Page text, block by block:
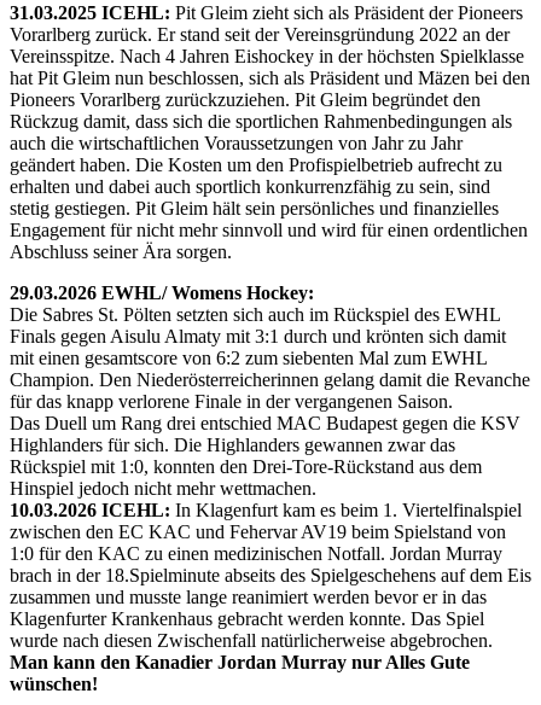
31.03.2025 ICEHL: Pit Gleim zieht sich als Präsident der Pioneers
Vorarlberg zurück. Er stand seit der Vereinsgründung 2022 an der
Vereinsspitze. Nach 4 Jahren Eishockey in der höchsten Spielklasse
hat Pit Gleim nun beschlossen, sich als Präsident und Mäzen bei den
Pioneers Vorarlberg zurückzuziehen. Pit Gleim begründet den
Rückzug damit, dass sich die sportlichen Rahmenbedingungen als
auch die wirtschaftlichen Voraussetzungen von Jahr zu Jahr
geändert haben. Die Kosten um den Profispielbetrieb aufrecht zu
erhalten und dabei auch sportlich konkurrenzfähig zu sein, sind
stetig gestiegen. Pit Gleim hält sein persönliches und finanzielles
Engagement für nicht mehr sinnvoll und wird für einen ordentlichen
Abschluss seiner Ära sorgen.
29.03.2026 EWHL/ Womens Hockey:
Die Sabres St. Pölten setzten sich auch im Rückspiel des EWHL
Finals gegen Aisulu Almaty mit 3:1 durch und krönten sich damit
mit einen gesamtscore von 6:2 zum siebenten Mal zum EWHL
Champion. Den Niederösterreicherinnen gelang damit die Revanche
für das knapp verlorene Finale in der vergangenen Saison.
Das Duell um Rang drei entschied MAC Budapest gegen die KSV
Highlanders für sich. Die Highlanders gewannen zwar das
Rückspiel mit 1:0, konnten den Drei-Tore-Rückstand aus dem
Hinspiel jedoch nicht mehr wettmachen.
10.03.2026 ICEHL: In Klagenfurt kam es beim 1. Viertelfinalspiel
zwischen den EC KAC und Fehervar AV19 beim Spielstand von
1:0 für den KAC zu einen medizinischen Notfall. Jordan Murray
brach in der 18.Spielminute abseits des Spielgeschehens auf dem Eis
zusammen und musste lange reanimiert werden bevor er in das
Klagenfurter Krankenhaus gebracht werden konnte. Das Spiel
wurde nach diesen Zwischenfall natürlicherweise abgebrochen.
Man kann den Kanadier Jordan Murray nur Alles Gute
wünschen!